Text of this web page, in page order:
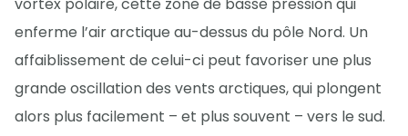
vortex polaire, cette zone de basse pression qui
enferme l’air arctique au-dessus du pôle Nord. Un
affaiblissement de celui-ci peut favoriser une plus
grande oscillation des vents arctiques, qui plongent
alors plus facilement – et plus souvent – vers le sud.